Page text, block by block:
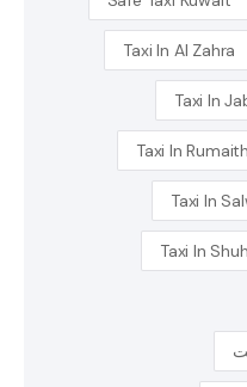
Taxi In Al Zahra
Taxi In
Taxi In
Taxi In
Taxi In